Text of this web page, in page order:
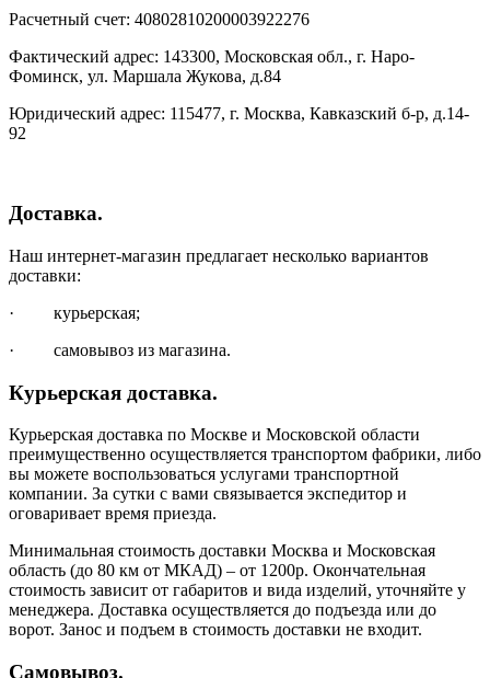
Расчетный счет: 40802810200003922276
Фактический адрес: 143300, Московская обл., г. Наро-
Фоминск, ул. Маршала Жукова, д.84
Юридический адрес: 115477, г. Москва, Кавказский б-р, д.14-
92
Доставка.
Наш интернет-магазин предлагает несколько вариантов
доставки:
· курьерская;
· самовывоз из магазина.
Курьерская доставка.
Курьерская доставка по Москве и Московской области
преимущественно осуществляется транспортом фабрики, либо
вы можете воспользоваться услугами транспортной
компании. За сутки с вами связывается экспедитор и
оговаривает время приезда.
Минимальная стоимость доставки Москва и Московская
область (до 80 км от МКАД) – от 1200р. Окончательная
стоимость зависит от габаритов и вида изделий, уточняйте у
менеджера. Доставка осуществляется до подъезда или до
ворот. Занос и подъем в стоимость доставки не входит.
Самовывоз.